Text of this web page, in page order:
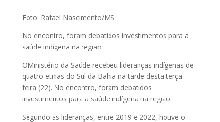
Foto: Rafael Nascimento/MS
No encontro, foram debatidos investimentos para a
saúde indígena na região
OMinistério da Saúde recebeu lideranças indígenas de
quatro etnias do Sul da Bahia na tarde desta terça-
feira (22). No encontro, foram debatidos
investimentos para a saúde indígena na região.
Segundo as lideranças, entre 2019 e 2022, houve o